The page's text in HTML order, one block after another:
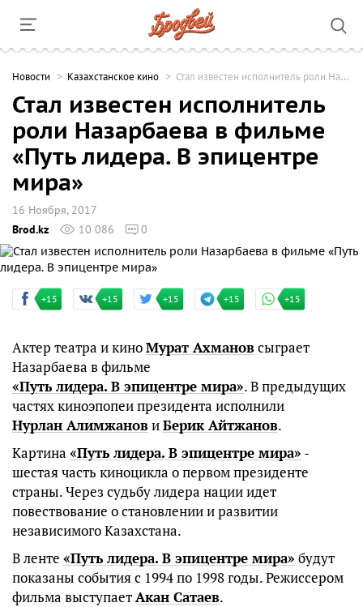
Новости Казахстанское кино Стал известен исполнитель роли Назарбаева в фильме «Путь лидера. В эпицентре мира»
Стал известен исполнитель
роли Назарбаева в фильме
«Путь лидера. В эпицентре
мира»
16 Ноября, 2017
Brod.kz
10 086 0
+15 +15 +15 +15 +15
Актер театра и киноМурат Ахмановсыграет
Назарбаева в фильме
«Путь лидера. В эпицентре мира». В предыдущих
частях киноэпопеи президента исполнили
Нурлан АлимжановиБерик Айтжанов.
Картина «Путь лидера. В эпицентре мира» -
шестая часть киноцикла о первом президенте
страны. Через судьбу лидера нации идет
повествование о становлении и развитии
независимого Казахстана.
В ленте «Путь лидера. В эпицентре мира» будут
показаны события с 1994 по 1998 годы. Режиссером
фильма выступаетАкан Сатаев.